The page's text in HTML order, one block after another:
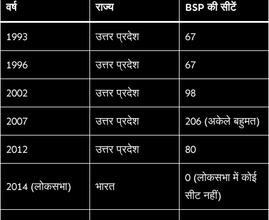
वर्ष राज्य BSP की सीटें
1993 उत्तर प्रदेश 67
1996 उत्तर प्रदेश 67
2002 उत्तर प्रदेश 98
2007 उत्तर प्रदेश 206 (अकेले बहुमत)
2012 उत्तर प्रदेश 80
2014 (लोकसभा) भारत
0 (लोकसभा में कोई
सीट नहीं)